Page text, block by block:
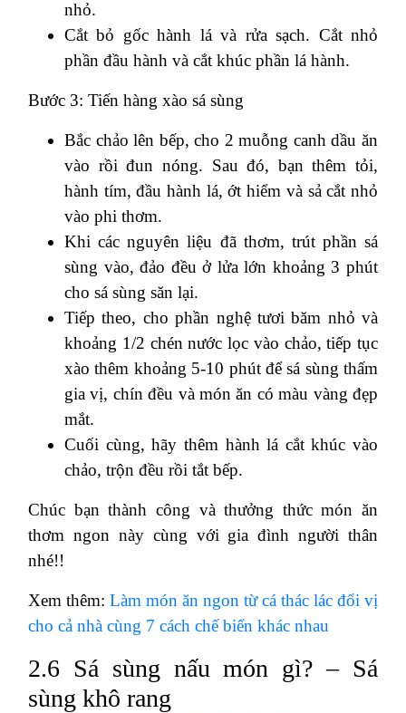
nhỏ.
Cắt bỏ gốc hành lá và rửa sạch. Cắt nhỏ
phần đầu hành và cắt khúc phần lá hành.
Bước 3: Tiến hàng xào sá sùng
Bắc chảo lên bếp, cho 2 muỗng canh dầu ăn
vào rồi đun nóng. Sau đó, bạn thêm tỏi,
hành tím, đầu hành lá, ớt hiểm và sả cắt nhỏ
vào phi thơm.
Khi các nguyên liệu đã thơm, trút phần sá
sùng vào, đảo đều ở lửa lớn khoảng 3 phút
cho sá sùng săn lại.
Tiếp theo, cho phần nghệ tươi băm nhỏ và
khoảng 1/2 chén nước lọc vào chảo, tiếp tục
xào thêm khoảng 5-10 phút để sá sùng thấm
gia vị, chín đều và món ăn có màu vàng đẹp
mắt.
Cuối cùng, hãy thêm hành lá cắt khúc vào
chảo, trộn đều rồi tắt bếp.
Chúc bạn thành công và thưởng thức món ăn
thơm ngon này cùng với gia đình người thân
nhé!!
Xem thêm: Làm món ăn ngon từ cá thác lác đổi vị
cho cả nhà cùng 7 cách chế biến khác nhau
2.6 Sá sùng nấu món gì? – Sá
sùng khô rang